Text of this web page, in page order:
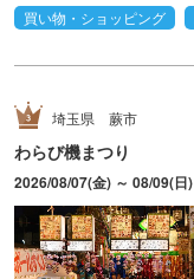
買い物・ショッピング
埼玉県 蕨市
わらび機まつり
2026/08/07(金) ～ 08/09(日)